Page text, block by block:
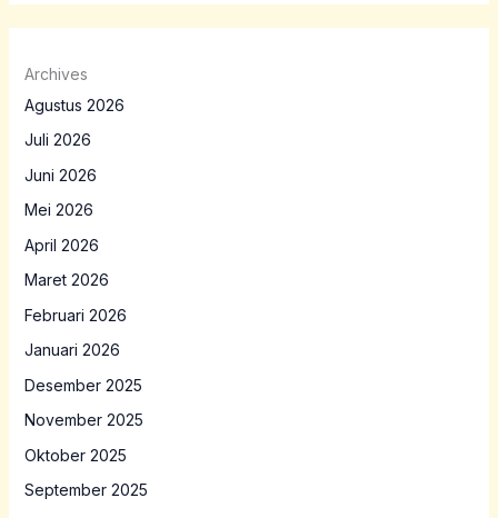
Archives
Agustus 2026
Juli 2026
Juni 2026
Mei 2026
April 2026
Maret 2026
Februari 2026
Januari 2026
Desember 2025
November 2025
Oktober 2025
September 2025